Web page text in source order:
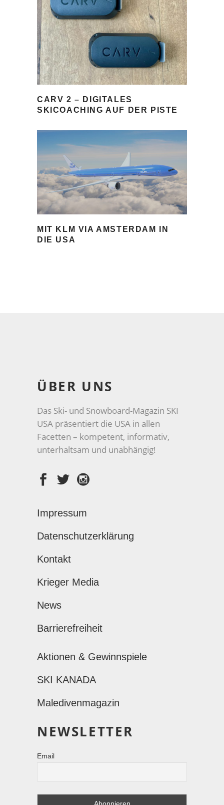
CARV 2 – DIGITALES
SKICOACHING AUF DER PISTE
MIT KLM VIA AMSTERDAM IN
DIE USA
ÜBER UNS
Das Ski- und Snowboard-Magazin SKI
USA präsentiert die USA in allen
Facetten – kompetent, informativ,
unterhaltsam und unabhängig!
Impressum
Datenschutzerklärung
Kontakt
Krieger Media
News
Barrierefreiheit
Aktionen & Gewinnspiele
SKI KANADA
Maledivenmagazin
NEWSLETTER
Email